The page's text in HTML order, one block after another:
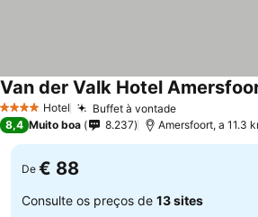
4 EstrelasHotel Buffet à vontade
Van der Valk Hotel
8,4 Muito boa 8.237 Amersfoort, a 11.3
De € 88
Consulte os preços de 13 sites